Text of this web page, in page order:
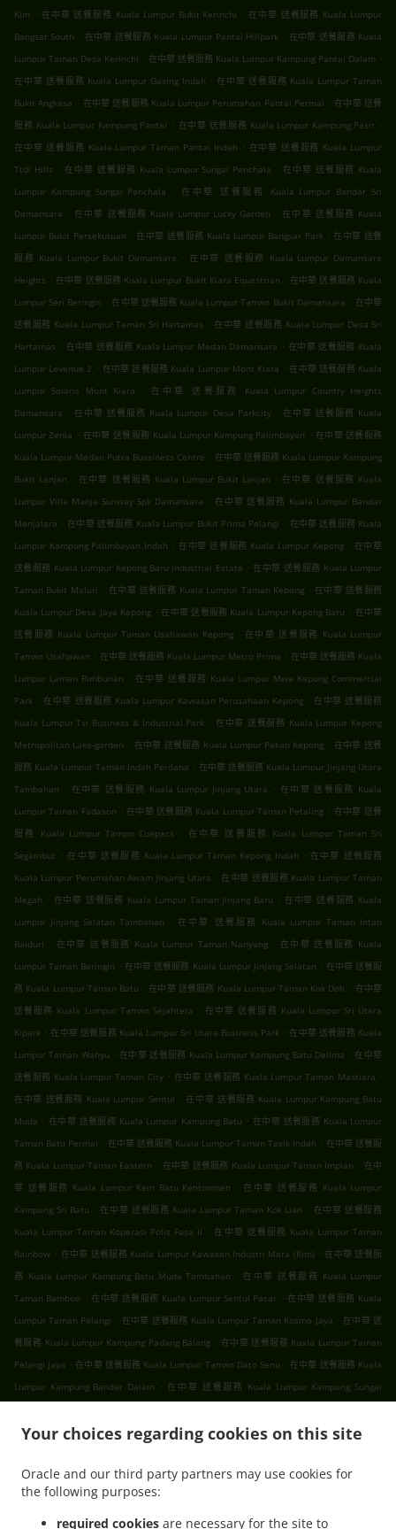
Your choices regarding cookies on this site
Oracle and our third party partners may use cookies for
the following purposes:
required cookies are necessary for the site to
Kim . 在中華 送餐服務 Kuala Lumpur Bukit Kerinchi . 在中華 送餐服務 Kuala Lumpur
Bangsar South . 在中華 送餐服務 Kuala Lumpur Pantai Hillpark . 在中華 送餐服務 Kuala
Lumpur Taman Desa Kerinchi . 在中華 送餐服務 Kuala Lumpur Kampung Pantai Dalam .
在中華 送餐服務 Kuala Lumpur Gasing Indah . 在中華 送餐服務 Kuala Lumpur Taman
Bukit Angkasa . 在中華 送餐服務 Kuala Lumpur Perumahan Pantai Permai . 在中華 送餐
服務 Kuala Lumpur Kampung Pantai . 在中華 送餐服務 Kuala Lumpur Kampung Pasir .
在中華 送餐服務 Kuala Lumpur Taman Pantai Indah . 在中華 送餐服務 Kuala Lumpur
Ttdi Hills . 在中華 送餐服務 Kuala Lumpur Sungai Penchala . 在中華 送餐服務 Kuala
Lumpur Kampung Sungai Penchala
. 在中華 送餐服務 Kuala Lumpur Bandar Sri
Damansara . 在中華 送餐服務 Kuala Lumpur Lucky Garden . 在中華 送餐服務 Kuala
Lumpur Bukit Persekutuan . 在中華 送餐服務 Kuala Lumpur Bangsar Park . 在中華 送餐
服務 Kuala Lumpur Bukit Damansara . 在中華 送餐服務 Kuala Lumpur Damansara
Heights . 在中華 送餐服務 Kuala Lumpur Bukit Kiara Equestrian . 在中華 送餐服務 Kuala
Lumpur Seri Beringin . 在中華 送餐服務 Kuala Lumpur Taman Bukit Damansara . 在中華
送餐服務 Kuala Lumpur Taman Sri Hartamas . 在中華 送餐服務 Kuala Lumpur Desa Sri
Hartamas . 在中華 送餐服務 Kuala Lumpur Medan Damansara . 在中華 送餐服務 Kuala
Lumpur Levenue 2 . 在中華 送餐服務 Kuala Lumpur Mont Kiara . 在中華 送餐服務 Kuala
Lumpur Solaris Mont Kiara
.
在中華 送餐服務 Kuala Lumpur Country Heights
Damansara . 在中華 送餐服務 Kuala Lumpur Desa Parkcity . 在中華 送餐服務 Kuala
Lumpur Zenia . 在中華 送餐服務 Kuala Lumpur Kampung Palimbayan . 在中華 送餐服務
Kuala Lumpur Medan Putra Bussiness Centre . 在中華 送餐服務 Kuala Lumpur Kampung
Bukit Lanjan . 在中華 送餐服務 Kuala Lumpur Bukit Lanjan . 在中華 送餐服務 Kuala
Lumpur Villa Manja Sunway Spk Damansara . 在中華 送餐服務 Kuala Lumpur Bandar
Menjalara . 在中華 送餐服務 Kuala Lumpur Bukit Prima Pelangi . 在中華 送餐服務 Kuala
Lumpur Kampung Palimbayan Indah . 在中華 送餐服務 Kuala Lumpur Kepong . 在中華
送餐服務 Kuala Lumpur Kepong Baru Industrial Estate . 在中華 送餐服務 Kuala Lumpur
Taman Bukit Maluri . 在中華 送餐服務 Kuala Lumpur Taman Kepong . 在中華 送餐服務
Kuala Lumpur Desa Jaya Kepong . 在中華 送餐服務 Kuala Lumpur Kepong Baru . 在中華
送餐服務 Kuala Lumpur Taman Usahawan Kepong . 在中華 送餐服務 Kuala Lumpur
Taman Usahawan . 在中華 送餐服務 Kuala Lumpur Metro Prima . 在中華 送餐服務 Kuala
Lumpur Laman Rimbunan . 在中華 送餐服務 Kuala Lumpur Mwe Kepong Commercial
Park . 在中華 送餐服務 Kuala Lumpur Kawasan Perusahaan Kepong . 在中華 送餐服務
Kuala Lumpur Tsi Business & Industrial Park . 在中華 送餐服務 Kuala Lumpur Kepong
Metropolitan Lake-garden . 在中華 送餐服務 Kuala Lumpur Pekan Kepong . 在中華 送餐
服務 Kuala Lumpur Taman Indah Perdana . 在中華 送餐服務 Kuala Lumpur Jinjang Utara
Tambahan . 在中華 送餐服務 Kuala Lumpur Jinjang Utara . 在中華 送餐服務 Kuala
Lumpur Taman Fadason . 在中華 送餐服務 Kuala Lumpur Taman Petaling . 在中華 送餐
服務 Kuala Lumpur Taman Cuepacs
. 在中華 送餐服務 Kuala Lumpur Taman Sri
Segambut . 在中華 送餐服務 Kuala Lumpur Taman Kepong Indah . 在中華 送餐服務
Kuala Lumpur Perumahan Awam Jinjang Utara . 在中華 送餐服務 Kuala Lumpur Taman
Megah . 在中華 送餐服務 Kuala Lumpur Taman Jinjang Baru . 在中華 送餐服務 Kuala
Lumpur Jinjang Selatan Tambahan
. 在中華 送餐服務 Kuala Lumpur Taman Intan
Baiduri . 在中華 送餐服務 Kuala Lumpur Taman Nanyang . 在中華 送餐服務 Kuala
Lumpur Taman Beringin . 在中華 送餐服務 Kuala Lumpur Jinjang Selatan . 在中華 送餐服
務 Kuala Lumpur Taman Batu . 在中華 送餐服務 Kuala Lumpur Taman Kok Doh . 在中華
送餐服務 Kuala Lumpur Taman Sejahtera . 在中華 送餐服務 Kuala Lumpur Sri Utara
Kipark . 在中華 送餐服務 Kuala Lumpur Sri Utara Business Park . 在中華 送餐服務 Kuala
Lumpur Taman Wahyu . 在中華 送餐服務 Kuala Lumpur Kampung Batu Delima . 在中華
送餐服務 Kuala Lumpur Taman City . 在中華 送餐服務 Kuala Lumpur Taman Mastiara .
在中華 送餐服務 Kuala Lumpur Sentul . 在中華 送餐服務 Kuala Lumpur Kampung Batu
Muda . 在中華 送餐服務 Kuala Lumpur Kampung Batu . 在中華 送餐服務 Kuala Lumpur
Taman Batu Permai . 在中華 送餐服務 Kuala Lumpur Taman Tasik Indah . 在中華 送餐服
務 Kuala Lumpur Taman Eastern . 在中華 送餐服務 Kuala Lumpur Taman Impian . 在中
華 送餐服務 Kuala Lumpur Kem Batu Kentonmen
. 在中華 送餐服務 Kuala Lumpur
Kampung Sri Batu . 在中華 送餐服務 Kuala Lumpur Taman Kok Lian . 在中華 送餐服務
Kuala Lumpur Taman Koperasi Polis Fasa Ii . 在中華 送餐服務 Kuala Lumpur Taman
Rainbow . 在中華 送餐服務 Kuala Lumpur Kawasan Industri Mara (Kim) . 在中華 送餐服
務 Kuala Lumpur Kampung Batu Muda Tambahan
. 在中華 送餐服務 Kuala Lumpur
Taman Bamboo . 在中華 送餐服務 Kuala Lumpur Sentul Pasar . 在中華 送餐服務 Kuala
Lumpur Taman Pelangi . 在中華 送餐服務 Kuala Lumpur Taman Kosmo Jaya . 在中華 送
餐服務 Kuala Lumpur Kampung Padang Balang . 在中華 送餐服務 Kuala Lumpur Taman
Pelangi Jaya . 在中華 送餐服務 Kuala Lumpur Taman Dato Senu . 在中華 送餐服務 Kuala
Lumpur Kampung Bandar Dalam
. 在中華 送餐服務 Kuala Lumpur Kampung Sungai
Gombak . 在中華 送餐服務 Kuala Lumpur . 在中華 送餐服務 吉隆坡 甲洞 . 在中華 送餐服務
在中華 送餐服務 吉隆坡 白沙罗高原 . 在中華 送餐服務 吉隆坡 甲洞中央花园 . 在中華 送餐
服務 吉隆坡 国联花园 . 在中華 送餐服務 吉隆坡 彩虹花园
在中華 送餐服務 吉隆坡
在中華 送餐服務 Bukit Kerinchi 在中華 送餐服務 Puchong